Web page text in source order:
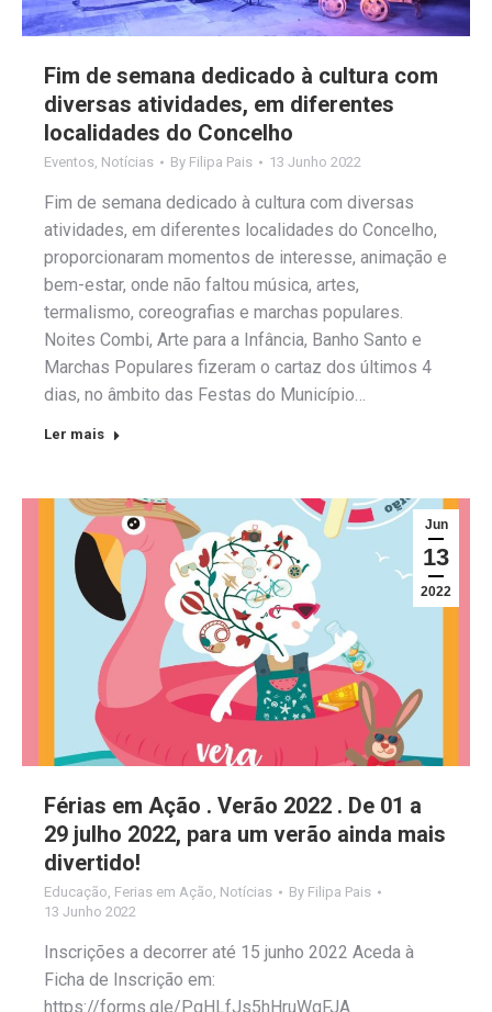
Fim de semana dedicado à cultura com
diversas atividades, em diferentes
localidades do Concelho
Eventos, Notícias By Filipa Pais 13 Junho 2022
Fim de semana dedicado à cultura com diversas
atividades, em diferentes localidades do Concelho,
proporcionaram momentos de interesse, animação e
bem-estar, onde não faltou música, artes,
termalismo, coreografias e marchas populares.
Noites Combi, Arte para a Infância, Banho Santo e
Marchas Populares fizeram o cartaz dos últimos 4
dias, no âmbito das Festas do Município…
Ler mais
Jun
13
2022
Férias em Ação . Verão 2022 . De 01 a
29 julho 2022, para um verão ainda mais
divertido!
Educação, Ferias em Ação, Notícias By Filipa Pais
13 Junho 2022
Inscrições a decorrer até 15 junho 2022 Aceda à
Ficha de Inscrição em:
https://forms.gle/PgHLfJs5hHruWqFJA